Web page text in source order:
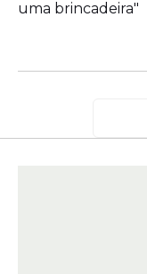
uma brincadeira"